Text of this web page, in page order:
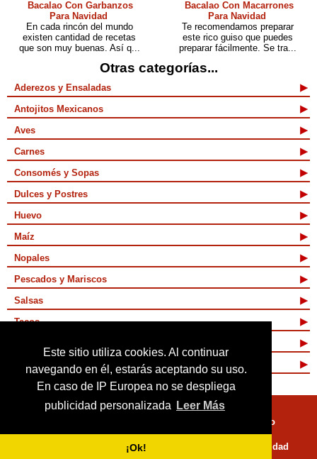
Este sitio utiliza cookies. Al continuar
navegando en él, estarás aceptando su uso.
En caso de IP Europea no se despliega
publicidad personalizada
Leer Más
¡Ok!
Bacalao Con Garbanzos
Para Navidad
En cada rincón del mundo
existen cantidad de recetas
que son muy buenas. Así q...
Bacalao Con Macarrones
Para Navidad
Te recomendamos preparar
este rico guiso que puedes
preparar fácilmente. Se tra...
Otras categorías...
Aderezos y Ensaladas
Antojitos Mexicanos
Aves
Carnes
Consomés y Sopas
Dulces y Postres
Huevo
Maíz
Nopales
Pescados y Mariscos
Salsas
Tacos
Vegetarianas
Términos de Uso
Políticas de Privacidad